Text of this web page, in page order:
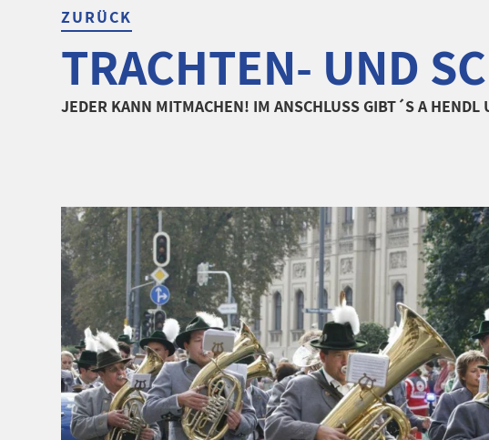
ZURÜCK
TRACHTEN- UND
JEDER KANN MITMACHEN! IM ANSCHLUSS GIBT´S A HENDL